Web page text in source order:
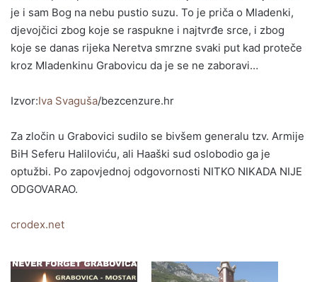
je i sam Bog na nebu pustio suzu. To je priča o Mladenki,
djevojčici zbog koje se raspukne i najtvrđe srce, i zbog
koje se danas rijeka Neretva smrzne svaki put kad proteče
kroz Mladenkinu Grabovicu da je se ne zaboravi…
Izvor:Iva Svaguša/bezcenzure.hr
Za zločin u Grabovici sudilo se bivšem generalu tzv. Armije
BiH Seferu Haliloviću, ali Haaški sud oslobodio ga je
optužbi. Po zapovjednoj odgovornosti NITKO NIKADA NIJE
ODGOVARAO.
crodex.net